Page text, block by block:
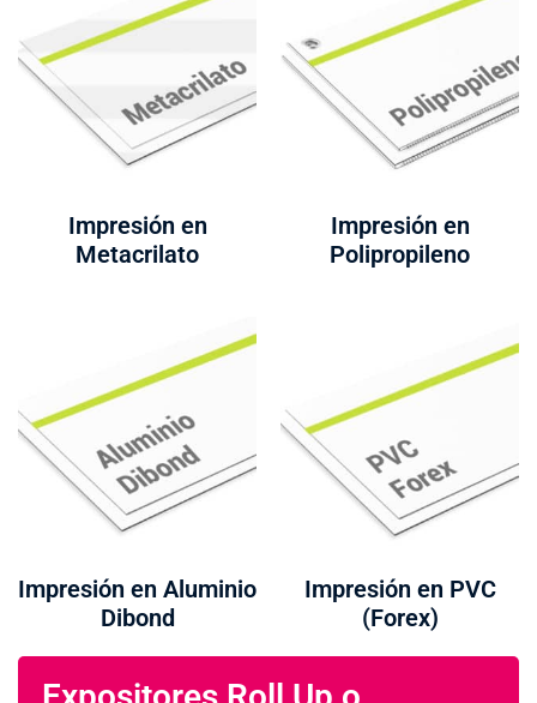
Impresión en
Metacrilato
Impresión en
Polipropileno
Impresión en Aluminio
Dibond
Impresión en PVC
(Forex)